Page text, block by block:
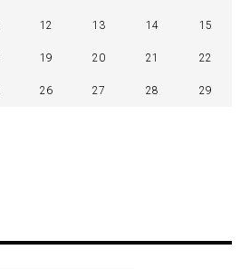
12 13 14 15
19 20 21 22
26 27 28 29